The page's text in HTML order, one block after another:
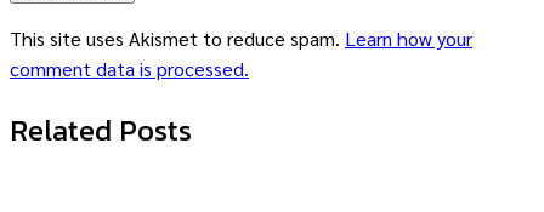
This site uses Akismet to reduce spam. Learn how your
comment data is processed.
Related Posts